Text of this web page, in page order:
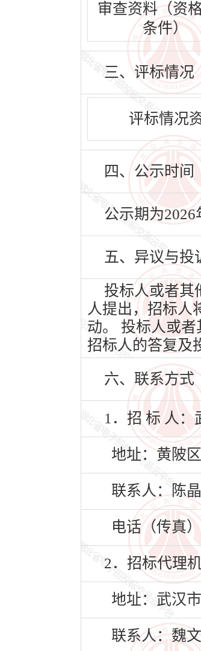
审查资料（资
条件）
三、评标情况
评标情况
四、公示时间
公示期为
五、异议与投
投标人或者其
人提出，招标人
动。 投标人或
招标人的答复及
六、联系方式
1．招 标 人
地址：黄陂
联系人：陈晶
电话（传真
2．招标代理
地址：武汉
联系人：魏